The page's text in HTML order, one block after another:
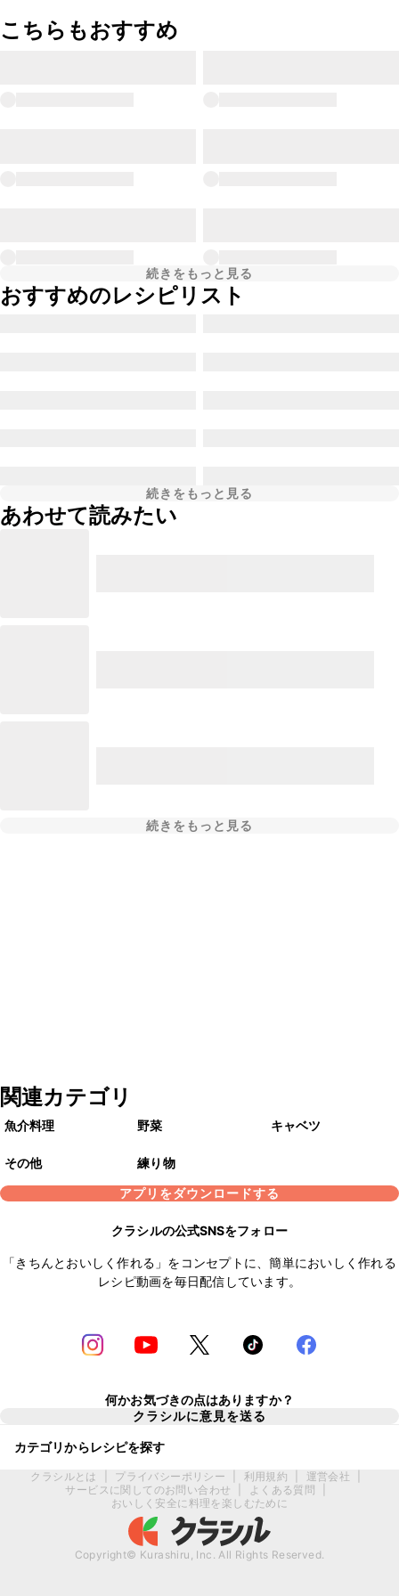
こちらもおすすめ
続きをもっと見る
おすすめのレシピリスト
続きをもっと見る
あわせて読みたい
続きをもっと見る
関連カテゴリ
魚介料理 野菜 キャベツ
その他
練り物
アプリをダウンロードする
クラシルの公式SNSをフォロー
「きちんとおいしく作れる」をコンセプトに、簡単においしく作れる
レシピ動画を毎日配信しています。
何かお気づきの点はありますか？
クラシルに意見を送る
カテゴリからレシピを探す
クラシルとは プライバシーポリシー 利用規約 運営会社
サービスに関してのお問い合わせ
よくある質問
おいしく安全に料理を楽しむために
Copyright© Kurashiru, Inc. All Rights Reserved.